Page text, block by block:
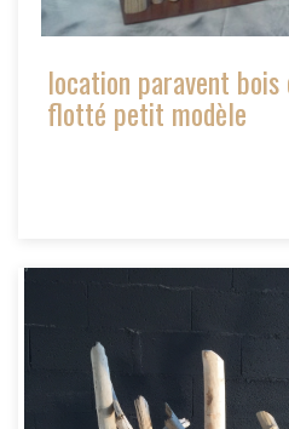
location paravent
flotté petit modèle